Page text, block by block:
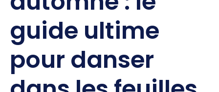
guide ultime
pour danser